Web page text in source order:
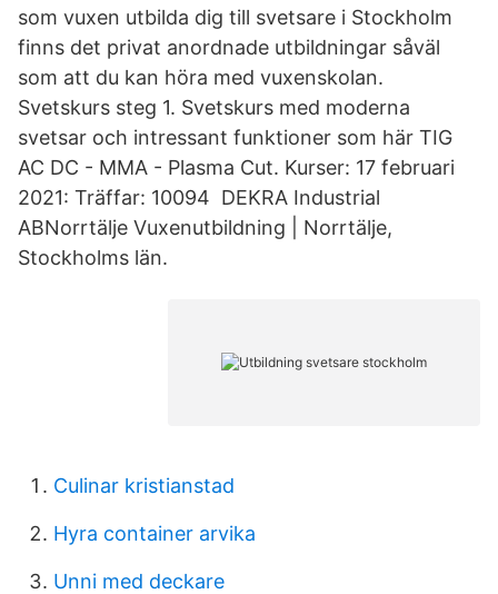
som vuxen utbilda dig till svetsare i Stockholm
finns det privat anordnade utbildningar såväl
som att du kan höra med vuxenskolan.
Svetskurs steg 1. Svetskurs med moderna
svetsar och intressant funktioner som här TIG
AC DC - MMA - Plasma Cut. Kurser: 17 februari
2021: Träffar: 10094 DEKRA Industrial
ABNorrtälje Vuxenutbildning | Norrtälje,
Stockholms län.
Culinar kristianstad
Hyra container arvika
Unni med deckare